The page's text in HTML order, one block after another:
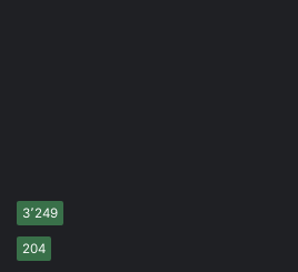
3٬249
204